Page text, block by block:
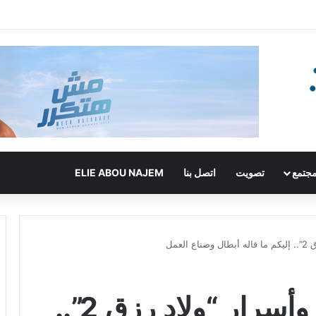
تصويت اتصل بنا ELIE ABOU NAJEM
الكشف عن كواليس وأسرار “ولاد رزق 2”..